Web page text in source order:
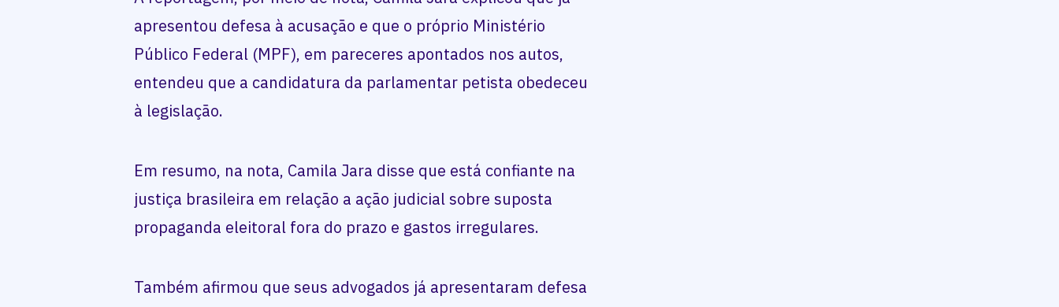
apresentou defesa à acusação e que o próprio Ministério
Público Federal (MPF), em pareceres apontados nos autos,
entendeu que a candidatura da parlamentar petista obedeceu
à legislação.
Em resumo, na nota, Camila Jara disse que está confiante na
justiça brasileira em relação a ação judicial sobre suposta
propaganda eleitoral fora do prazo e gastos irregulares.
Também afirmou que seus advogados já apresentaram defesa